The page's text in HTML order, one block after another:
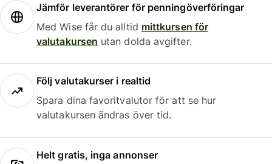
Jämför leverantörer för penningöverföringar
Med Wise får du alltid mittkursen för
valutakursen utan dolda avgifter.
Följ valutakurser i realtid
Spara dina favoritvalutor för att se hur
valutakursen ändras över tid.
Helt gratis, inga annonser